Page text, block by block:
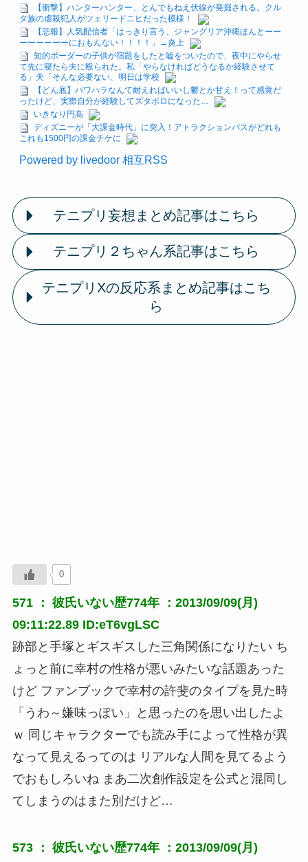
【衝撃】ハンターハンター、とんでもねえ伏線が発掘される。クル
タ族の虐殺犯人がツェリードニヒだった模様！
【悲報】人気配信者「はっきり言う、ジャングリア沖縄ほんとーー
ーーーーーーにおもんない！！！！」→炎上
知的ボーダーの子供が宿題をしたと嘘をついたので、夜中にやらせ
て先に寝たら夫に殴られた。私「やらなければどうなるか経験させて
る」夫「そんな必要ない、明日は学校
【どん底】パワハラなんて耐えればいいし鬱とか甘え！って感覚だ
ったけど、実際自分が経験してズタボロになった…
いきなり円高
ディズニーが「大課金時代」に突入！アトラクションパスがどれも
これも1500円の課金チケに
Powered by livedoor 相互RSS
テニプリ妄想まとめ記事はこちら
テニプリ２ちゃん系記事はこちら
テニプリXの反応系まとめ記事はこち
ら
0
571 ： 彼氏いない歴774年
：2013/09/09(月)
09:11:22.89 ID:eT6vgLSC
跡部と手塚とギスギスした三角関係になりたい ち
ょっと前に幸村の性格が悪いみたいな話題あった
けど ファンブックで幸村の許斐のタイプを見た時
「うわ～嫌味っぽい」と思ったのを思い出したよ
ｗ 同じキャラクターでも読み手によって性格が異
なって見えるってのは リアルな人間を見てるよう
でおもしろいね まあ二次創作設定を公式と混同し
てしまうのはまた別だけど…
573 ： 彼氏いない歴774年
：2013/09/09(月)